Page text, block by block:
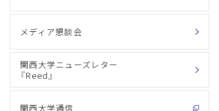
メディア懇談会
関西大学ニューズレター
『Reed』
関西大学通信